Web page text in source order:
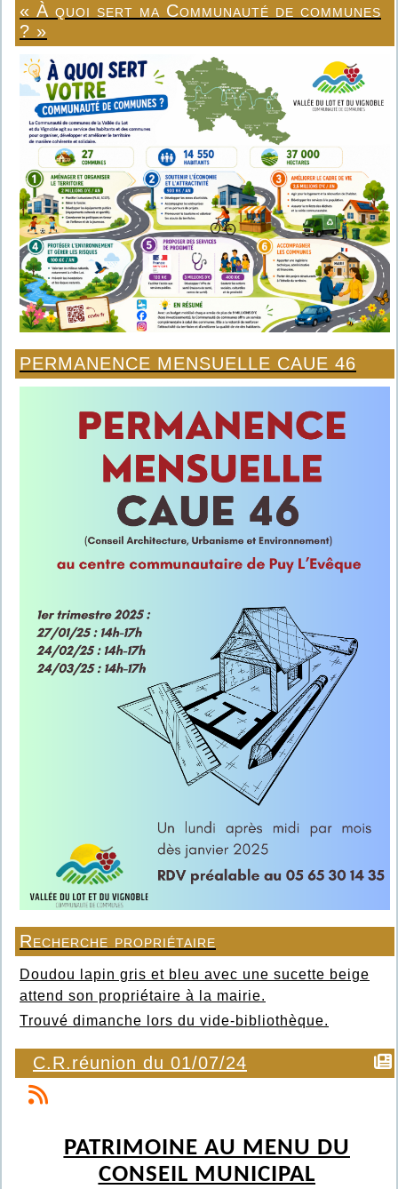
« À quoi sert ma Communauté de communes
? »
PERMANENCE MENSUELLE CAUE 46
Recherche propriétaire
Doudou lapin gris et bleu avec une sucette beige
attend son propriétaire à la mairie.
Trouvé dimanche lors du vide-bibliothèque.
C.R.réunion du 01/07/24
PATRIMOINE AU MENU DU
CONSEIL MUNICIPAL